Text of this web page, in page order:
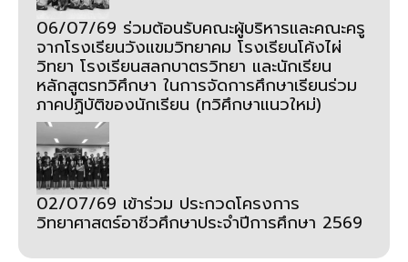
06/07/69 ร่วมต้อนรับคณะผู้บริหารและคณะครู
จากโรงเรียนวังแขมวิทยาคม โรงเรียนโค้งไผ่
วิทยา โรงเรียนสลกบาตรวิทยา และนักเรียน
หลักสูตรทวิศึกษา ในการจัดการศึกษาเรียนร่วม
ภาคปฏิบัติของนักเรียน (ทวิศึกษาแนวใหม่)
02/07/69 เข้าร่วม ประกวดโครงการ
วิทยาศาสตร์อาชีวศึกษาประจำปีการศึกษา 2569